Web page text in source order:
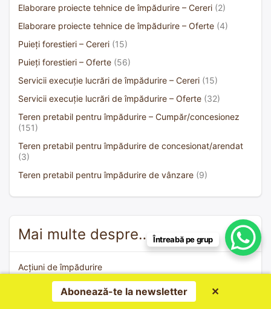
Elaborare proiecte tehnice de împădurire – Cereri (2)
Elaborare proiecte tehnice de împădurire – Oferte (4)
Puieți forestieri – Cereri (15)
Puieți forestieri – Oferte (56)
Servicii execuție lucrări de împădurire – Cereri (15)
Servicii execuție lucrări de împădurire – Oferte (32)
Teren pretabil pentru împădurire – Cumpăr/concesionez
(151)
Teren pretabil pentru împădurire de concesionat/arendat
(3)
Teren pretabil pentru împădurire de vânzare (9)
Mai multe despre…
Acțiuni de împădurire
Agricultura carbonului
De ce împădurim
Abonează-te la newsletter ✕
Întreabă pe grup